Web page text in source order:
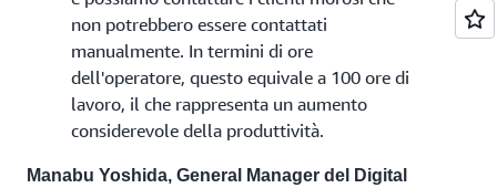
non potrebbero essere contattati
manualmente. In termini di ore
dell'operatore, questo equivale a 100 ore di
lavoro, il che rappresenta un aumento
considerevole della produttività.
Manabu Yoshida, General Manager del Digital